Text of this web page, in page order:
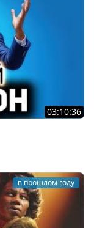
03:10:36
в апреле?
в прошлом году